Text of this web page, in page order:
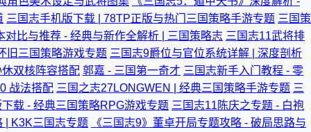
三国志手机版下载 | 78TP正版与热门三国策略手游专题 三国策
对比与推荐 - 经典与新作全解析 | 三国策略志 三国志11武将排
旧三国策略游戏专题 三国志9爵位与官位系统详解 | 深度剖析
休双核阵容搭配 郭嘉 - 三国第一奇才 三国志新手入门教程 - 零
战法搭配 三国之志27LONGWEN | 经典三国策略手游专题 三
载 - 经典三国策略RPG游戏专题 三国志11陈庆之专题 - 白袍
| K3K三国志专题
《三国志9》董卓开局专题攻略 - 破局思路与